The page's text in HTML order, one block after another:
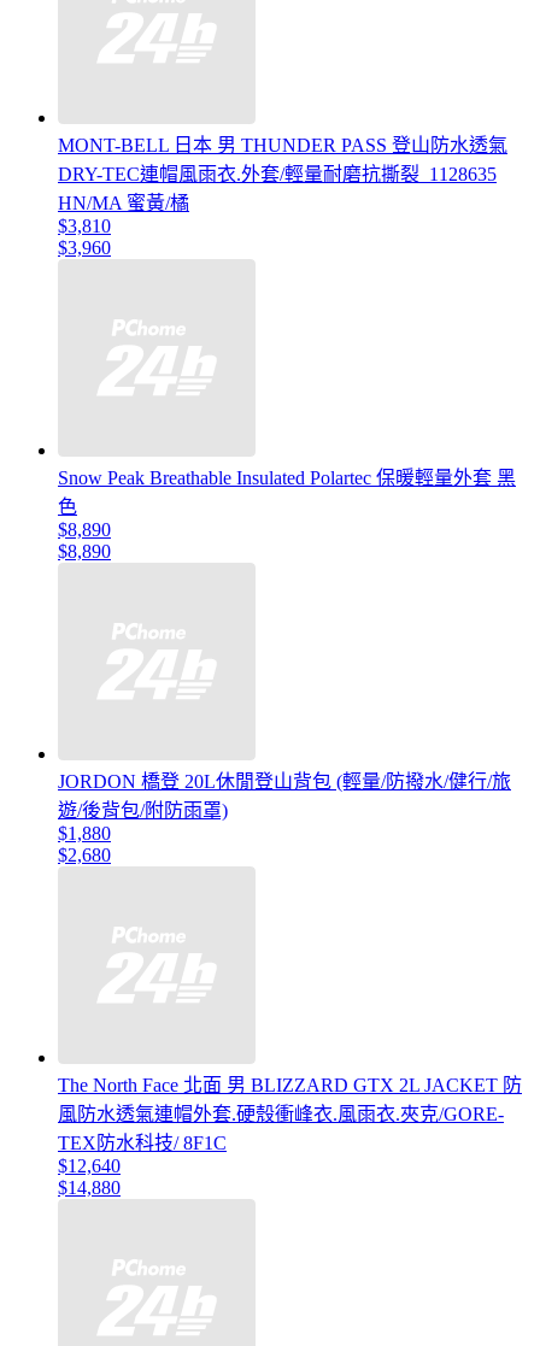
MONT-BELL 日本 男 THUNDER PASS 登山防水透氣
DRY-TEC連帽風雨衣.外套/輕量耐磨抗撕裂_1128635
HN/MA 蜜黃/橘
$3,810
$3,960
Snow Peak Breathable Insulated Polartec 保暖輕量外套 黑
色
$8,890
$8,890
JORDON 橋登 20L休閒登山背包 (輕量/防撥水/健行/旅
遊/後背包/附防雨罩)
$1,880
$2,680
The North Face 北面 男 BLIZZARD GTX 2L JACKET 防
風防水透氣連帽外套.硬殼衝峰衣.風雨衣.夾克/GORE-
TEX防水科技/ 8F1C
$12,640
$14,880